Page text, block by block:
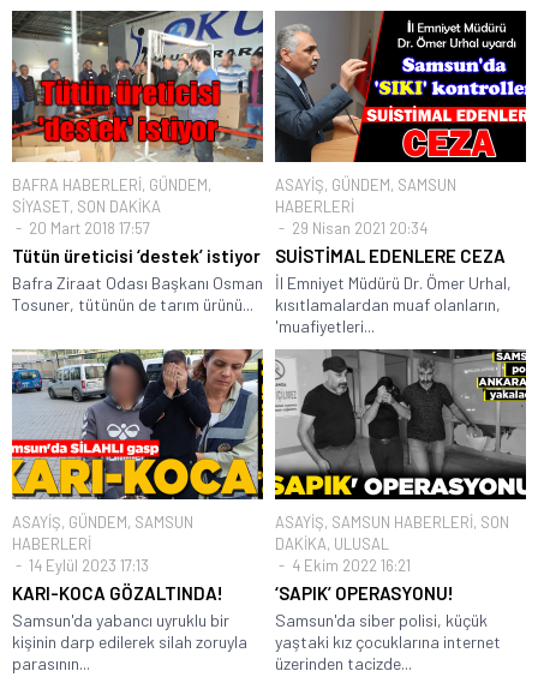
BAFRA HABERLERİ, GÜNDEM,
SİYASET, SON DAKİKA
20 Mart 2018 17:57
Tütün üreticisi ‘destek’ istiyor
Bafra Ziraat Odası Başkanı Osman
Tosuner, tütünün de tarım ürünü...
ASAYİŞ, GÜNDEM, SAMSUN
HABERLERİ
29 Nisan 2021 20:34
SUİSTİMAL EDENLERE CEZA
İl Emniyet Müdürü Dr. Ömer Urhal,
kısıtlamalardan muaf olanların,
'muafiyetleri...
ASAYİŞ, GÜNDEM, SAMSUN
HABERLERİ
14 Eylül 2023 17:13
KARI-KOCA GÖZALTINDA!
Samsun'da yabancı uyruklu bir
kişinin darp edilerek silah zoruyla
parasının...
ASAYİŞ, SAMSUN HABERLERİ, SON
DAKİKA, ULUSAL
4 Ekim 2022 16:21
‘SAPIK’ OPERASYONU!
Samsun'da siber polisi, küçük
yaştaki kız çocuklarına internet
üzerinden tacizde...